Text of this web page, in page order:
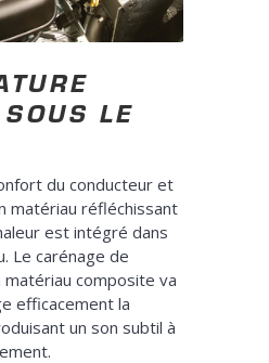
LE
du conducteur et
matériau réfléchissant
est intégré dans
Le carénage de
matériau composite va
efficacement la
un son subtil à